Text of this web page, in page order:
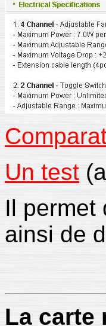
Un test
Il permet
ainsi de
La carte